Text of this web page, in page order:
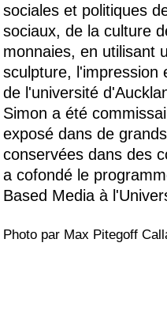
sociales et politiques
sociaux, de la culture
monnaies, en utilisant
sculpture, l'impression
de l'université
Simon a été
exposé dans de
conservées dans des
a cofondé le
Based Media à
Photo par Max Pitegoff